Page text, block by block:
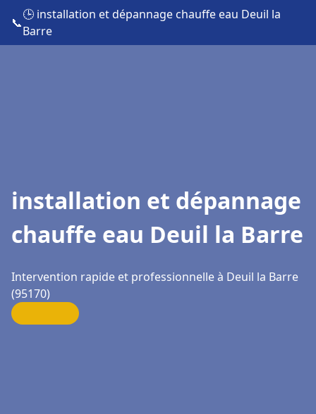
📞
🕒 installation et dépannage chauffe eau Deuil la
Barre
installation et dépannage
chauffe eau Deuil la Barre
Intervention rapide et professionnelle à Deuil la Barre
(95170)